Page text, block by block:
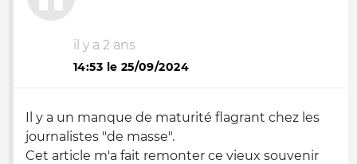
il y a 2 ans
14:53 le 25/09/2024
Il y a un manque de maturité flagrant chez les
journalistes "de masse".
Cet article m'a fait remonter ce vieux souvenir